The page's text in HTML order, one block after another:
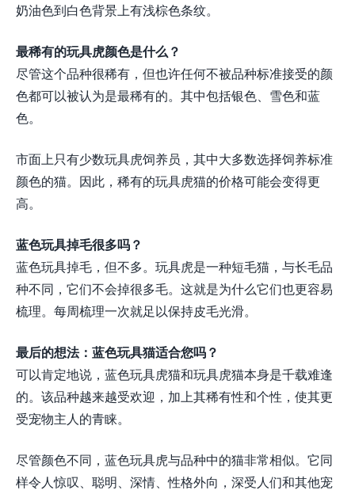
奶油色到白色背景上有浅棕色条纹。
最稀有的玩具虎颜色是什么？
尽管这个品种很稀有，但也许任何不被品种标准接受的颜
色都可以被认为是最稀有的。其中包括银色、雪色和蓝
色。
市面上只有少数玩具虎饲养员，其中大多数选择饲养标准
颜色的猫。因此，稀有的玩具虎猫的价格可能会变得更
高。
蓝色玩具掉毛很多吗？
蓝色玩具掉毛，但不多。玩具虎是一种短毛猫，与长毛品
种不同，它们不会掉很多毛。这就是为什么它们也更容易
梳理。每周梳理一次就足以保持皮毛光滑。
最后的想法：蓝色玩具猫适合您吗？
可以肯定地说，蓝色玩具虎猫和玩具虎猫本身是千载难逢
的。该品种越来越受欢迎，加上其稀有性和个性，使其更
受宠物主人的青睐。
尽管颜色不同，蓝色玩具虎与品种中的猫非常相似。它同
样令人惊叹、聪明、深情、性格外向，深受人们和其他宠